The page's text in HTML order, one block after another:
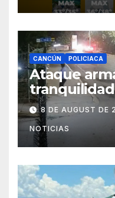
CANCÚN POLICIACA
Ataque
del Mar en
8 DE AUGUST DE
NOTICIAS